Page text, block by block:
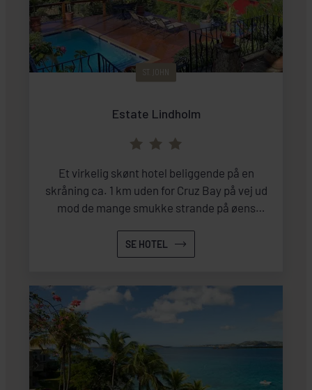
ST. JOHN
Estate Lindholm
Et virkelig skønt hotel beliggende på en
skråning ca. 1 km uden for Cruz Bay på vej ud
mod de mange smukke strande på øens
over bugten og byen og første parket til
solnedgangen over havet.
SE HOTEL